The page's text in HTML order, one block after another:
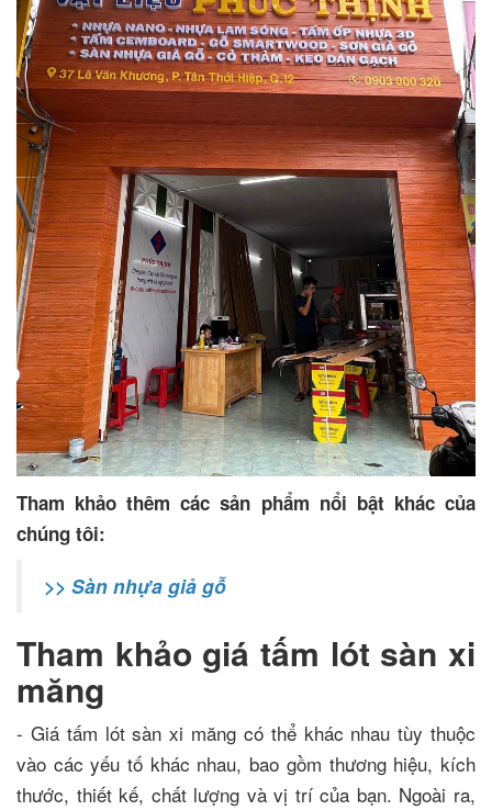
Tham khảo thêm các sản phẩm nổi bật khác của
chúng tôi:
>> Sàn nhựa giả gỗ
Tham khảo giá tấm lót sàn xi
măng
- Giá tấm lót sàn xi măng có thể khác nhau tùy thuộc
vào các yếu tố khác nhau, bao gồm thương hiệu, kích
thước, thiết kế, chất lượng và vị trí của bạn. Ngoài ra,